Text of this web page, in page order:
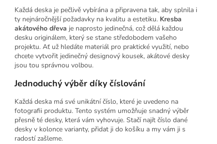
Každá deska je pečlivě vybírána a připravena tak, aby splnila i
ty nejnáročnější požadavky na kvalitu a estetiku. Kresba
akátového dřeva je naprosto jedinečná, což dělá každou
desku originálem, který se stane středobodem vašeho
projektu. Ať už hledáte materiál pro praktické využití, nebo
chcete vytvořit jedinečný designový kousek, akátové desky
jsou tou správnou volbou.
Jednoduchý výběr díky číslování
Každá deska má své unikátní číslo, které je uvedeno na
fotografii produktu. Tento systém umožňuje snadný výběr
přesně té desky, která vám vyhovuje. Stačí najít číslo dané
desky v kolonce varianty, přidat ji do košíku a my vám ji s
radostí zašleme.